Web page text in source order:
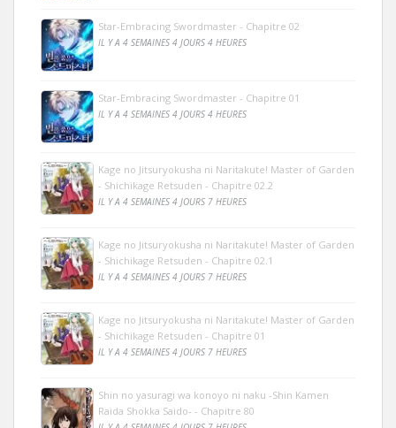
Star-Embracing Swordmaster - Chapitre 02
IL Y A 4 SEMAINES 4 JOURS 4 HEURES
Star-Embracing Swordmaster - Chapitre 01
IL Y A 4 SEMAINES 4 JOURS 4 HEURES
Kage no Jitsuryokusha ni Naritakute! Master of Garden
- Shichikage Retsuden - Chapitre 02.2
IL Y A 4 SEMAINES 4 JOURS 7 HEURES
Kage no Jitsuryokusha ni Naritakute! Master of Garden
- Shichikage Retsuden - Chapitre 02.1
IL Y A 4 SEMAINES 4 JOURS 7 HEURES
Kage no Jitsuryokusha ni Naritakute! Master of Garden
- Shichikage Retsuden - Chapitre 01
IL Y A 4 SEMAINES 4 JOURS 7 HEURES
Shin no yasuragi wa konoyo ni naku -Shin Kamen
Raida Shokka Saido- - Chapitre 80